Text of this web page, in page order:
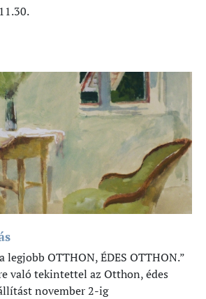
OTTHON, ÉDES OTTHON.”
való tekintettel az Otthon, édes
november 2-ig